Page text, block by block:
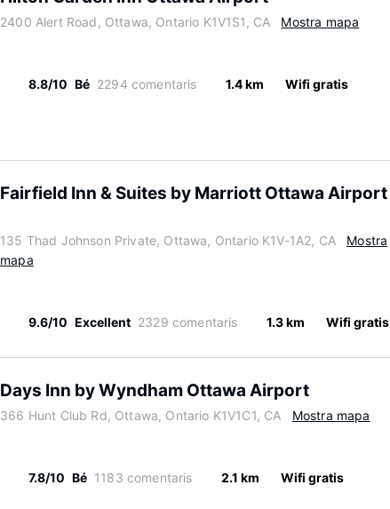
2400 Alert Road, Ottawa, Ontario K1V1S1, CA Mostra mapa
8.8/10 Bé 2294 comentaris 1.4 km Wifi gratis
Fairfield Inn & Suites by Marriott Ottawa Airport
135 Thad Johnson Private, Ottawa, Ontario K1V-1A2, CA
Mostra
mapa
9.6/10 Excellent 2329 comentaris 1.3 km Wifi gratis
Days Inn by Wyndham Ottawa Airport
366 Hunt Club Rd, Ottawa, Ontario K1V1C1, CA Mostra mapa
7.8/10 Bé 1183 comentaris 2.1 km Wifi gratis